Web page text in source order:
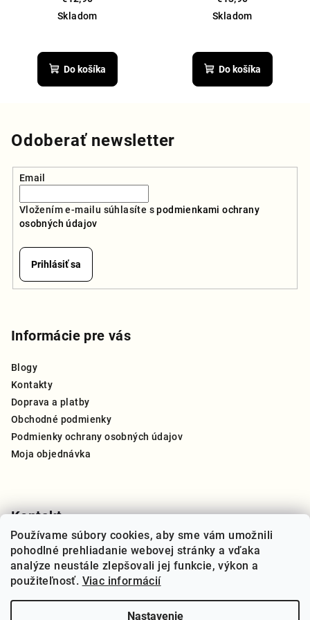
Používame súbory cookies, aby sme vám umožnili
pohodlné prehliadanie webovej stránky a vďaka
analýze neustále zlepšovali jej funkcie, výkon a
použiteľnosť. Viac informácií
Nastavenie
Skladom
Do košíka
Skladom
hodnotenie
produktu
Do košíka
Odoberať newsletter
Email
Vložením e-mailu súhlasíte spodmienkami ochrany
osobných údajov
Prihlásiť sa
Informácie pre vás
Blogy
Kontakty
Doprava a platby
Obchodné podmienky
Podmienky ochrany osobných údajov
Moja objednávka
Kontakt
info@thegreat.sk
+421 910 909 270